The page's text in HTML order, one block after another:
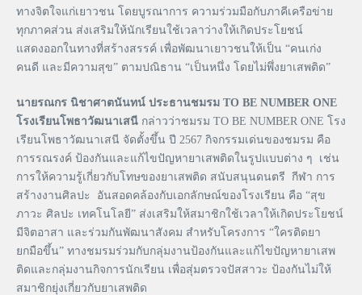
ทางจิตใจแก่เยาวชน โดยบูรณาการ ความร่วมมือกับภาคีเครือข่าย
ทุกภาคส่วน ส่งเสริมให้นักเรียนใช้เวลาว่างให้เกิดประโยชน์
แสดงออกในทางที่สร้างสรรค์ เพื่อพัฒนาเยาวชนให้เป็น “คนเก่ง
คนดี และมีความสุข” ตามปณิธาน “เป็นหนึ่ง โดยไม่พึ่งยาเสพติด”
นายรณกร นิชาศาตนันทน์ ประธานชมรม TO BE NUMBER ONE
โรงเรียนโพธาวัฒนาเสนี กล่าวว่าชมรม TO BE NUMBER ONE โรง
เรียนโพธาวัฒนาเสนี จัดตั้งขึ้น ปี 2567 กิจกรรมเด่นของชมรม คือ
การรณรงค์ ป้องกันและแก้ไขปัญหายาเสพติดในรูปแบบต่าง ๆ เช่น
การให้ความรู้เกี่ยวกับโทษของยาเสพติด สนับสนุนดนตรี กีฬา การ
สร้างงานศิลปะ อันสอดคล้องกับเอกลักษณ์ของโรงเรียน คือ “สุข
ภาวะ ศิลปะ เทคโนโลยี” ส่งเสริมให้สมาชิกใช้เวลาให้เกิดประโยชน์
มีจิตอาสา และร่วมกันพัฒนาสังคม สำหรับโครงการ “ใครติดยา
ยกมือขึ้น” ทางชมรมร่วมกับกลุ่มงานป้องกันและแก้ไขปัญหายาเสพ
ติดและกลุ่มงานกิจการนักเรียน เพื่อสุ่มตรวจปัสสาวะ ป้องกันไม่ให้
สมาชิกยุ่งเกี่ยวกับยาเสพติด